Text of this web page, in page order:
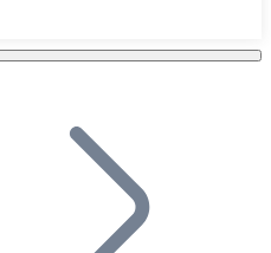
en tu negocio y permite que